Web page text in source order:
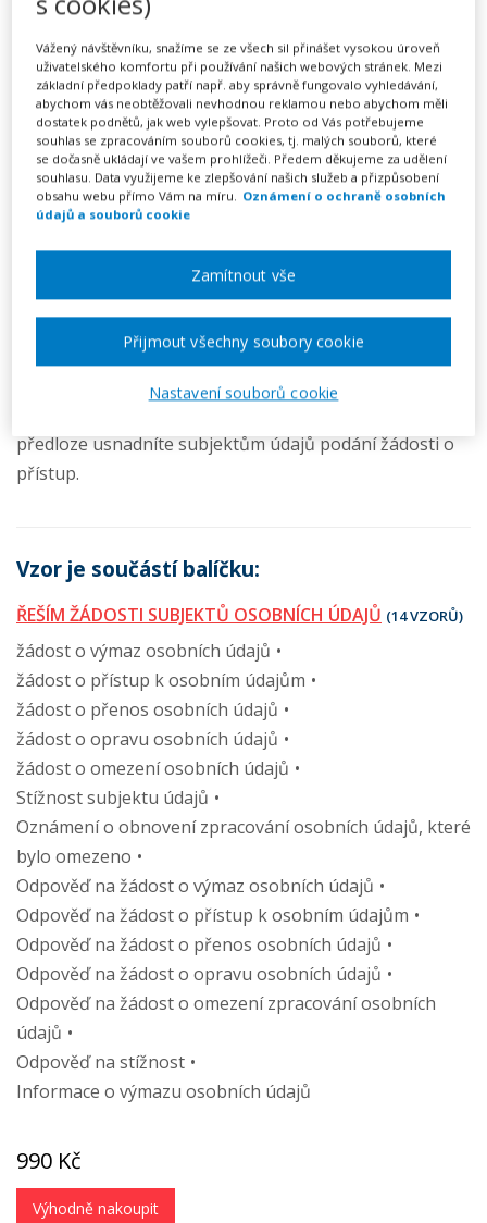
Předplatné na 7 dní
Možnost vytvořit až 5 dokumentů
Neomezené stahování vytvořených dokumentů
Vyplnit vzor
Přístupem k osobním údajům se rozumí právo subjektu
údajů získat od vás informaci (potvrzení), zda jsou, či
jsou zpracovávány, má subjekt údajů právo tyto osobní
údaje získat spolu s dalšími informacemi, které se
předloze usnadníte subjektům údajů podání žádosti o
přístup.
Vzor je součástí balíčku:
ŘEŠÍM ŽÁDOSTI SUBJEKTŮ OSOBNÍCH ÚDAJŮ (14 VZORŮ)
žádost o výmaz osobních údajů
žádost o přístup k osobním údajům
žádost o přenos osobních údajů
žádost o opravu osobních údajů
žádost o omezení osobních údajů
Stížnost subjektu údajů
Oznámení o obnovení zpracování osobních údajů, které
bylo omezeno
Odpověď na žádost o výmaz osobních údajů
Odpověď na žádost o přístup k osobním údajům
Odpověď na žádost o přenos osobních údajů
Odpověď na žádost o opravu osobních údajů
Odpověď na žádost o omezení zpracování osobních
údajů
Odpověď na stížnost
Informace o výmazu osobních údajů
990 Kč
Výhodně nakoupit
Vážený návštěvníku, snažíme se ze všech sil přinášet vysokou úroveň
uživatelského komfortu při používání našich webových stránek. Mezi
základní předpoklady patří např. aby správně fungovalo vyhledávání,
abychom vás neobtěžovali nevhodnou reklamou nebo abychom měli
dostatek podnětů, jak web vylepšovat. Proto od Vás potřebujeme
souhlas se zpracováním souborů cookies, tj. malých souborů, které
se dočasně ukládají ve vašem prohlížeči. Předem děkujeme za udělení
souhlasu. Data využijeme ke zlepšování našich služeb a přizpůsobení
obsahu webu přímo Vám na míru. Oznámení o ochraně osobních
údajů a souborů cookie
Nastavení souborů cookie
Zamítnout vše
Přijmout všechny soubory cookie